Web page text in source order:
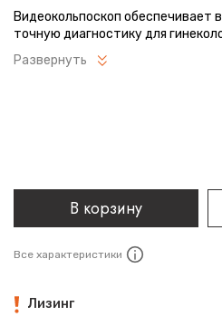
Видеокольпоскоп обеспечивает
точную диагностику для
дизайн и прост в использовании.
цифровой обработке
Развернуть
В корзину
Все характеристики
Лизинг